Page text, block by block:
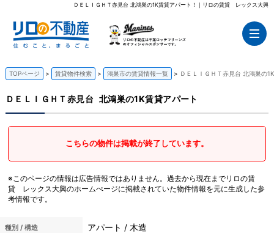
ＤＥＬＩＧＨＴ赤見台 北鴻巣の1K賃貸アパート！｜リロの賃貸 レックス大興
TOPページ 賃貸物件検索 鴻巣市の賃貸情報一覧 ＤＥＬＩＧＨＴ赤見台 北鴻巣の
ＤＥＬＩＧＨＴ赤見台 北鴻巣の1K賃貸アパート
こちらの物件は掲載が終了しています。
※このページの情報は広告情報ではありません。過去から現在までリロの賃
貸 レックス大興のホームぺージに掲載されていた物件情報を元に生成した参
考情報です。
種別 / 構造 アパート / 木造